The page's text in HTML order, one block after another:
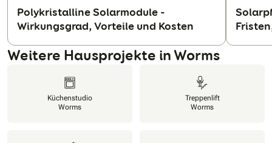
Polykristalline Solarmodule -
Wirkungsgrad, Vorteile und Kosten
Weitere Hausprojekte in Worms
Küchenstudio
Worms
Treppenlift
Worms